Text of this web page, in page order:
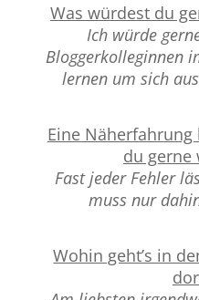
Was würdest du
Ich würde
Bloggerkolleginnen
lernen um sich
Eine
du gerne
Fast jeder Fehler
muss nur
Wohin geht’s in